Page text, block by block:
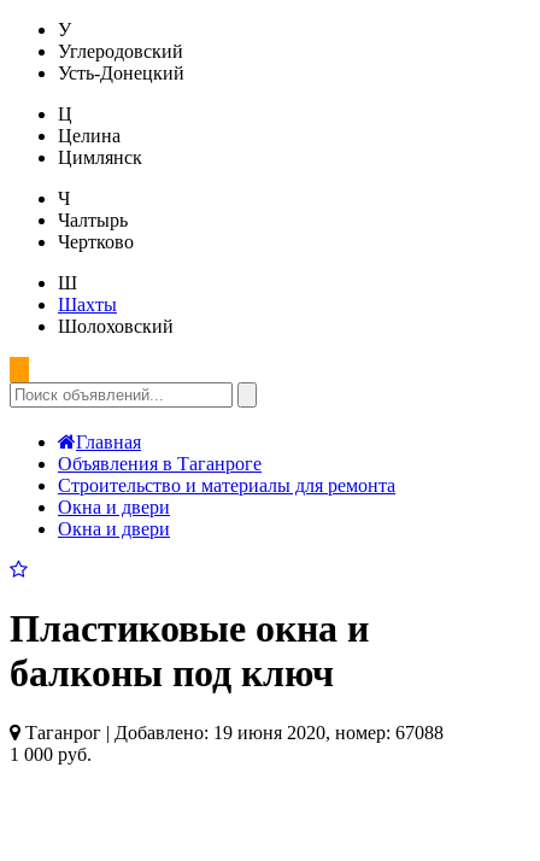
У
Углеродовский
Усть-Донецкий
Ц
Целина
Цимлянск
Ч
Чалтырь
Чертково
Ш
Шахты
Шолоховский
Главная
Объявления в Таганроге
Строительство и материалы для ремонта
Окна и двери
Окна и двери
Пластиковые окна и
балконы под ключ
Таганрог | Добавлено: 19 июня 2020, номер: 67088
1 000 руб.